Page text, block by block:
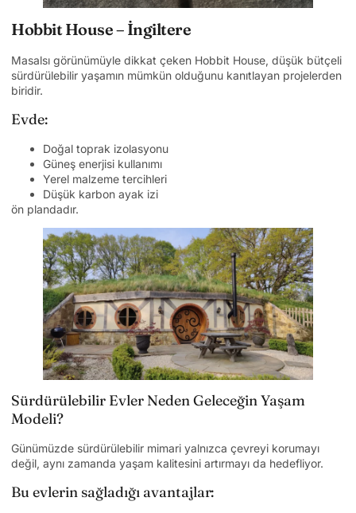
Hobbit House – İngiltere
Masalsı görünümüyle dikkat çeken Hobbit House, düşük bütçeli
sürdürülebilir yaşamın mümkün olduğunu kanıtlayan projelerden
biridir.
Evde:
Doğal toprak izolasyonu
Güneş enerjisi kullanımı
Yerel malzeme tercihleri
Düşük karbon ayak izi
ön plandadır.
Sürdürülebilir Evler Neden Geleceğin Yaşam
Modeli?
Günümüzde sürdürülebilir mimari yalnızca çevreyi korumayı
değil, aynı zamanda yaşam kalitesini artırmayı da hedefliyor.
Bu evlerin sağladığı avantajlar: